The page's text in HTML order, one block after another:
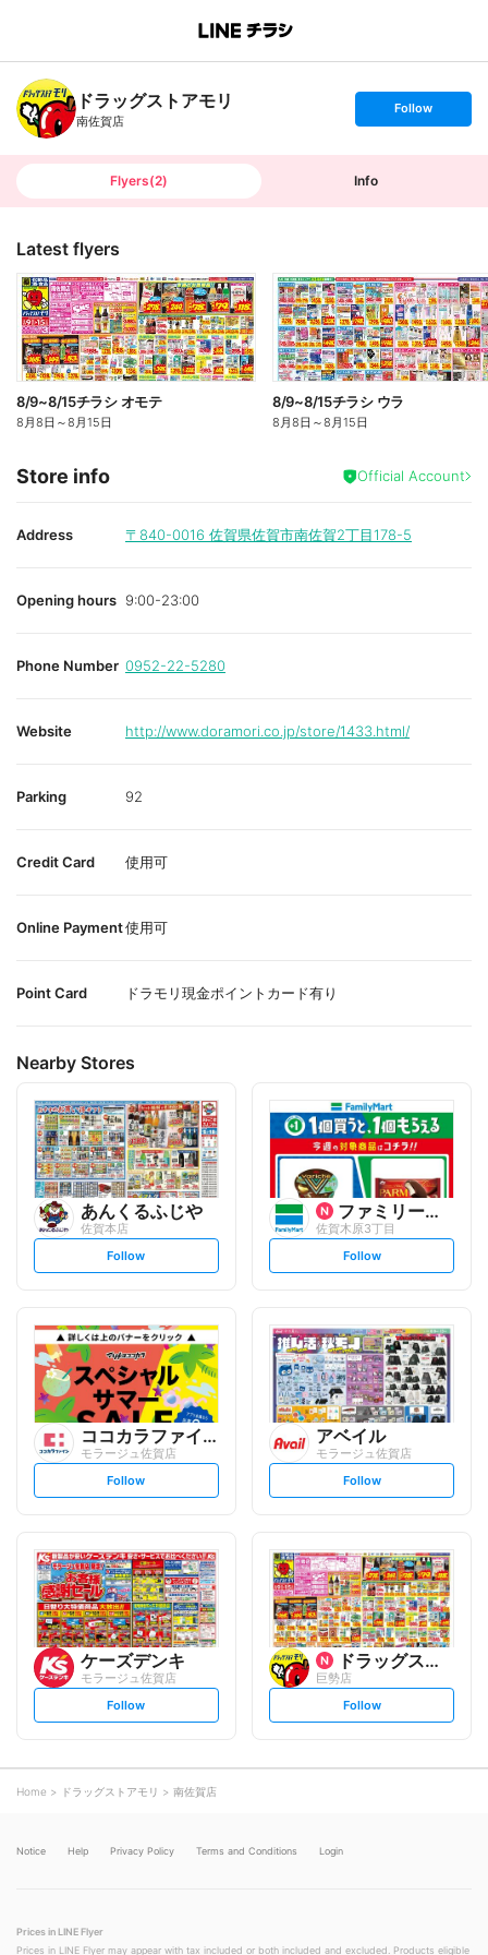
B
n
c
h
T
ドラッグストアモリ
南佐賀店
s
t
o
Follow
Flyers(2) Info
Latest flyers
8/9~8/15チラシ オモテ
8月8日 ～8月15日
8/9~8/15チラシ ウラ
8月8日 ～8月15日
Store info Official Account
Address 〒840-0016 佐賀県佐賀市南佐賀2丁目178-5
Opening hours 9:00-23:00
Phone Number 0952-22-5280
Website http://www.doramori.co.jp/store/1433.html/
Parking 92
Credit Card 使用可
Online Payment使用可
Point Card ドラモリ現金ポイントカード有り
Nearby Stores
あんくるふじや
佐賀本店
s
t
l
o
w
Follow
ファミリーマート
佐賀木原3丁目
s
t
l
o
w
Follow
ココカラファイン
モラージュ佐賀店
s
t
l
o
w
Follow
アベイル
モラージュ佐賀店
s
t
l
o
w
Follow
ケーズデンキ
モラージュ佐賀店
s
t
o
w
Follow
ドラッグストアモリ
巨勢店
s
t
Follow
Home ドラッグストアモリ 南佐賀店
Notice Help Privacy Policy Terms and Conditions Login
Prices in LINE Flyer
Prices in LINE Flyer may appear with tax included or both included and excluded. Products eligible